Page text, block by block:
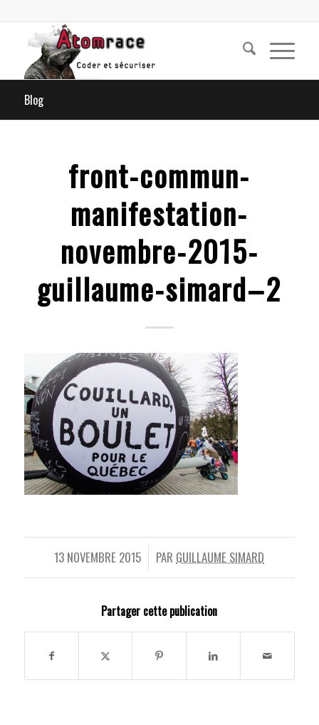
Blog
front-commun-
manifestation-
novembre-2015-
guillaume-simard–2
13 NOVEMBRE 2015
/ PAR GUILLAUME SIMARD
Partager cette publication